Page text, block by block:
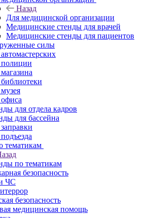
Назад
Для медицинской организации
Медицинские стенды для врачей
Медицинские стенды для пациентов
силы
для отдела кадров
для бассейна
тематикам
по тематикам
безопасность
ЧС
безопасность
медицинская помощь